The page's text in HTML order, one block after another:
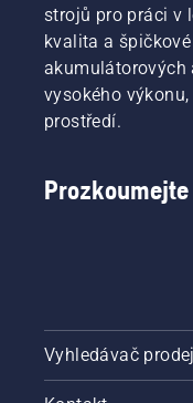
strojů pro práci v
kvalita a
akumulátorových
vysokého
prostředí.
Vyhledávač